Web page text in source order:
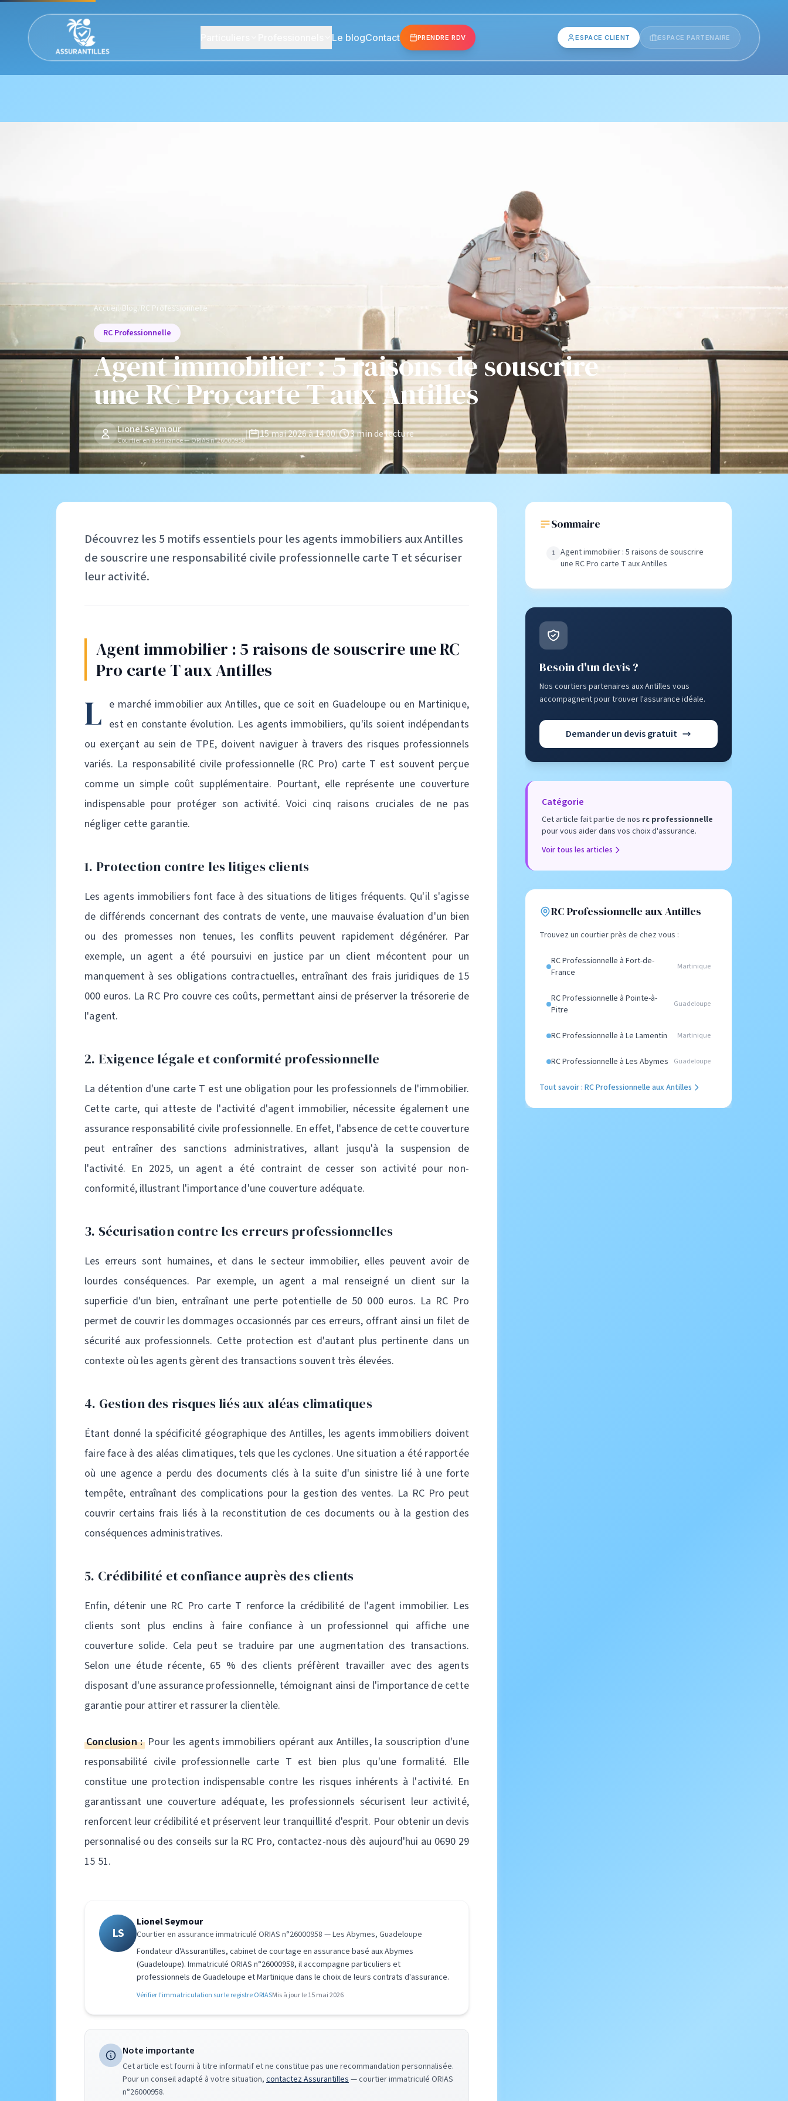
Le blogContact PRENDRE RDV ESPACE CLIENT ESPACE PARTENAIRE
Accueil Blog RC Professionnelle
RC Professionnelle
Agent immobilier : 5 raisons de souscrire
une RC Pro carte T aux Antilles
Lionel Seymour
Courtier en assurance — ORIAS n°26000958
| 15 mai 2026 à 14:00| 3 min de lecture
Découvrez les 5 motifs essentiels pour les agents immobiliers aux Antilles
de souscrire une responsabilité civile professionnelle carte T et sécuriser
leur activité.
Agent immobilier : 5 raisons de souscrire une RC
Pro carte T aux Antilles
L e marché immobilier aux Antilles, que ce soit en Guadeloupe ou en Martinique,
est en constante évolution. Les agents immobiliers, qu'ils soient indépendants
ou exerçant au sein de TPE, doivent naviguer à travers des risques professionnels
variés. La responsabilité civile professionnelle (RC Pro) carte T est souvent perçue
comme un simple coût supplémentaire. Pourtant, elle représente une couverture
indispensable pour protéger son activité. Voici cinq raisons cruciales de ne pas
négliger cette garantie.
1. Protection contre les litiges clients
Les agents immobiliers font face à des situations de litiges fréquents. Qu'il s'agisse
de différends concernant des contrats de vente, une mauvaise évaluation d'un bien
ou des promesses non tenues, les conflits peuvent rapidement dégénérer. Par
exemple, un agent a été poursuivi en justice par un client mécontent pour un
manquement à ses obligations contractuelles, entraînant des frais juridiques de 15
000 euros. La RC Pro couvre ces coûts, permettant ainsi de préserver la trésorerie de
l'agent.
2. Exigence légale et conformité professionnelle
La détention d'une carte T est une obligation pour les professionnels de l'immobilier.
Cette carte, qui atteste de l'activité d'agent immobilier, nécessite également une
assurance responsabilité civile professionnelle. En effet, l'absence de cette couverture
peut entraîner des sanctions administratives, allant jusqu'à la suspension de
l'activité. En 2025, un agent a été contraint de cesser son activité pour non-
conformité, illustrant l'importance d'une couverture adéquate.
3. Sécurisation contre les erreurs professionnelles
Les erreurs sont humaines, et dans le secteur immobilier, elles peuvent avoir de
lourdes conséquences. Par exemple, un agent a mal renseigné un client sur la
superficie d'un bien, entraînant une perte potentielle de 50 000 euros. La RC Pro
permet de couvrir les dommages occasionnés par ces erreurs, offrant ainsi un filet de
sécurité aux professionnels. Cette protection est d'autant plus pertinente dans un
contexte où les agents gèrent des transactions souvent très élevées.
4. Gestion des risques liés aux aléas climatiques
Étant donné la spécificité géographique des Antilles, les agents immobiliers doivent
faire face à des aléas climatiques, tels que les cyclones. Une situation a été rapportée
où une agence a perdu des documents clés à la suite d'un sinistre lié à une forte
tempête, entraînant des complications pour la gestion des ventes. La RC Pro peut
couvrir certains frais liés à la reconstitution de ces documents ou à la gestion des
conséquences administratives.
5. Crédibilité et confiance auprès des clients
Enfin, détenir une RC Pro carte T renforce la crédibilité de l'agent immobilier. Les
clients sont plus enclins à faire confiance à un professionnel qui affiche une
couverture solide. Cela peut se traduire par une augmentation des transactions.
Selon une étude récente, 65 % des clients préfèrent travailler avec des agents
disposant d'une assurance professionnelle, témoignant ainsi de l'importance de cette
garantie pour attirer et rassurer la clientèle.
Conclusion :Pour les agents immobiliers opérant aux Antilles, la souscription d'une
responsabilité civile professionnelle carte T est bien plus qu'une formalité. Elle
constitue une protection indispensable contre les risques inhérents à l'activité. En
garantissant une couverture adéquate, les professionnels sécurisent leur activité,
renforcent leur crédibilité et préservent leur tranquillité d'esprit. Pour obtenir un devis
personnalisé ou des conseils sur la RC Pro, contactez-nous dès aujourd'hui au 0690 29
15 51.
LS
Lionel Seymour
Courtier en assurance immatriculé ORIAS n°26000958 — Les Abymes, Guadeloupe
Fondateur d'Assurantilles, cabinet de courtage en assurance basé aux Abymes
(Guadeloupe). Immatriculé ORIAS n°26000958, il accompagne particuliers et
professionnels de Guadeloupe et Martinique dans le choix de leurs contrats d'assurance.
Vérifier l'immatriculation sur le registre ORIASMis à jour le 15 mai 2026
Note importante
Cet article est fourni à titre informatif et ne constitue pas une recommandation personnalisée.
Pour un conseil adapté à votre situation, contactez Assurantilles— courtier immatriculé ORIAS
n°26000958.
Sommaire
Agent immobilier : 5 raisons de souscrire
une RC Pro carte T aux Antilles
Besoin d'un devis ?
Nos courtiers partenaires aux Antilles vous
accompagnent pour trouver l'assurance idéale.
Demander un devis gratuit
Catégorie
Cet article fait partie de nos rc professionnelle
pour vous aider dans vos choix d'assurance.
Voir tous les articles
RC Professionnelle aux Antilles
Trouvez un courtier près de chez vous :
RC Professionnelle à Fort-de-
France
Martinique
RC Professionnelle à Pointe-à-
Pitre
Guadeloupe
RC Professionnelle à Le Lamentin Martinique
RC Professionnelle à Les Abymes Guadeloupe
Tout savoir : RC Professionnelle aux Antilles